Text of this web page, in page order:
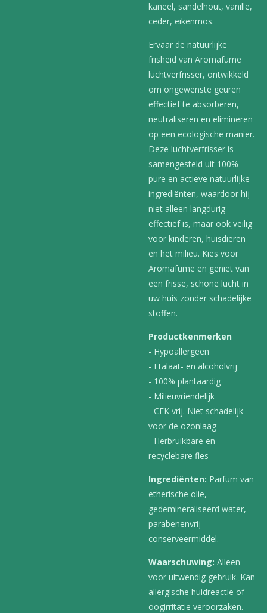
kaneel, sandelhout, vanille,
ceder, eikenmos.
Ervaar de natuurlijke
frisheid van Aromafume
luchtverfrisser, ontwikkeld
om ongewenste geuren
effectief te absorberen,
neutraliseren en elimineren
op een ecologische manier.
Deze luchtverfrisser is
samengesteld uit 100%
pure en actieve natuurlijke
ingrediënten, waardoor hij
niet alleen langdurig
effectief is, maar ook veilig
voor kinderen, huisdieren
en het milieu. Kies voor
Aromafume en geniet van
een frisse, schone lucht in
uw huis zonder schadelijke
stoffen.
Productkenmerken
- Hypoallergeen
- Ftalaat- en alcoholvrij
- 100% plantaardig
- Milieuvriendelijk
- CFK vrij. Niet schadelijk
voor de ozonlaag
- Herbruikbare en
recyclebare fles
Ingrediënten: Parfum van
etherische olie,
gedemineraliseerd water,
parabenenvrij
conserveermiddel.
Waarschuwing: Alleen
voor uitwendig gebruik. Kan
allergische huidreactie of
oogirritatie veroorzaken.